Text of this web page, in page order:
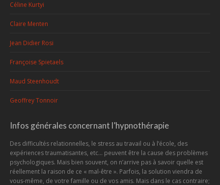
Céline Kurtyi
Claire Menten
Jean Didier Rosi
Françoise Spietaels
Maud Steenhoudt
Geoffrey Tonnoir
Infos générales concernant l’hypnothérapie
Des difficultés relationnelles, le stress au travail ou à l’école, des
expériences traumatisantes, etc... peuvent être la cause des problèmes
psychologiques. Mais bien souvent, on n’arrive pas à savoir quelle est
réellement la raison de ce « mal-être ». Parfois, la solution viendra de
vous-même, de votre famille ou de vos amis. Mais dans le cas contraire;